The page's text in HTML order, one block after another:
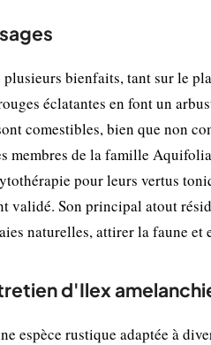
bienfaits, tant sur le
éclatantes en font un
comestibles, bien que non
membres de la famille
pour leurs vertus
validé. Son principal atout
naturelles, attirer la faune
d'Ilex
espèce rustique adaptée à